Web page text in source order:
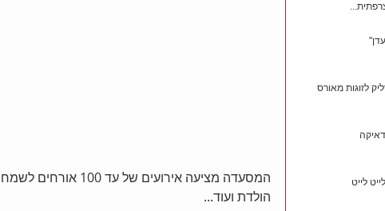
המסעדה מציעה
הולדת ועוד...
לייט